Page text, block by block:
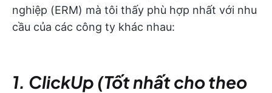
nghiệp (ERM) mà tôi thấy phù hợp nhất với nhu
cầu của các công ty khác nhau:
1. ClickUp (Tốt nhất cho theo